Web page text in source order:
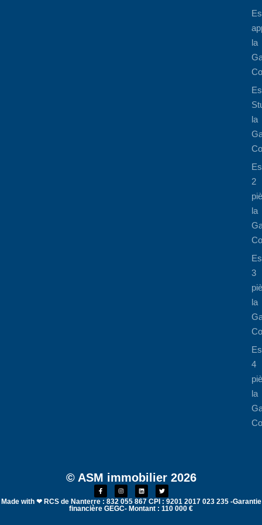
la
la
2
la
3
la
4
la
© ASM immobilier 2026
Made with ❤ RCS de Nanterre : 832 055 867 CPI : 9201 2017 023 235 -Garantie
financière GEGC- Montant : 110 000 €